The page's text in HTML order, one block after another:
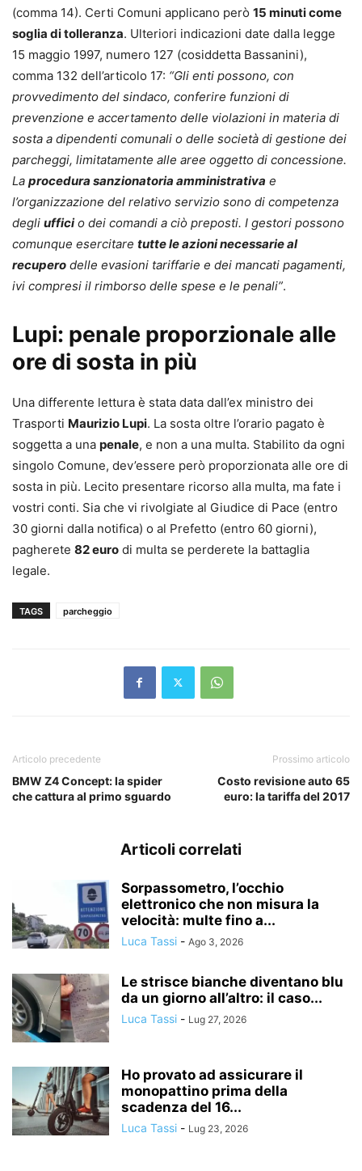
(comma 14). Certi Comuni applicano però 15 minuti come
soglia di tolleranza. Ulteriori indicazioni date dalla legge
15 maggio 1997, numero 127 (cosiddetta Bassanini),
comma 132 dell’articolo 17: “Gli enti possono, con
provvedimento del sindaco, conferire funzioni di
prevenzione e accertamento delle violazioni in materia di
sosta a dipendenti comunali o delle società di gestione dei
parcheggi, limitatamente alle aree oggetto di concessione.
La procedura sanzionatoria amministrativa e
l’organizzazione del relativo servizio sono di competenza
degli ufficio dei comandi a ciò preposti. I gestori possono
comunque esercitare tutte le azioni necessarie al
recupero delle evasioni tariffarie e dei mancati pagamenti,
ivi compresi il rimborso delle spese e le penali”.
Lupi: penale proporzionale alle
ore di sosta in più
Una differente lettura è stata data dall’ex ministro dei
Trasporti Maurizio Lupi. La sosta oltre l’orario pagato è
soggetta a una penale, e non a una multa. Stabilito da ogni
singolo Comune, dev’essere però proporzionata alle ore di
sosta in più. Lecito presentare ricorso alla multa, ma fate i
vostri conti. Sia che vi rivolgiate al Giudice di Pace (entro
30 giorni dalla notifica) o al Prefetto (entro 60 giorni),
pagherete 82 euro di multa se perderete la battaglia
legale.
TAGS parcheggio
Articolo precedente
BMW Z4 Concept: la spider
che cattura al primo sguardo
Prossimo articolo
Costo revisione auto 65
euro: la tariffa del 2017
Articoli correlati
Sorpassometro, l’occhio
elettronico che non misura la
velocità: multe fino a...
Luca Tassi - Ago 3, 2026
Le strisce bianche diventano blu
da un giorno all’altro: il caso...
Luca Tassi - Lug 27, 2026
Ho provato ad assicurare il
monopattino prima della
scadenza del 16...
Luca Tassi - Lug 23, 2026